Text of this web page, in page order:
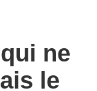
ne
le